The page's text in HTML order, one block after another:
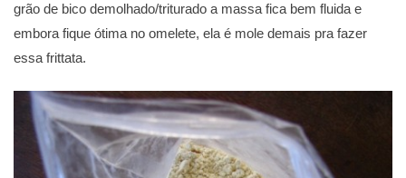
grão de bico demolhado/triturado a massa fica bem fluida e
embora fique ótima no omelete, ela é mole demais pra fazer
essa frittata.